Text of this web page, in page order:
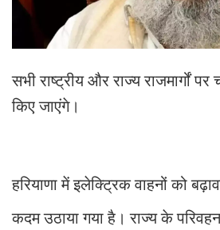
सभी राष्ट्रीय और राज्य राजमार्गों
किए जाएंगे।
हरियाणा में इलेक्ट्रिक वाहनों को
कदम उठाया गया है। राज्य के